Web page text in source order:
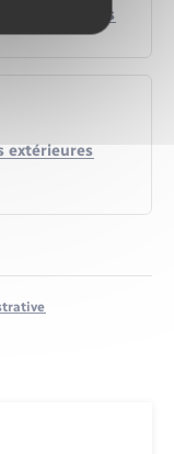
personnelles
extérieures